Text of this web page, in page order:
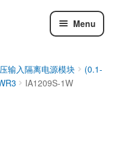
Menu
输入隔离电源模块
(0.1-
IA1209S-1W